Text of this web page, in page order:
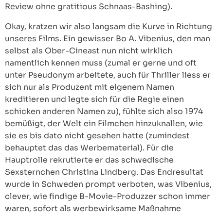
Review ohne gratitious Schnaas-Bashing).
Okay, kratzen wir also langsam die Kurve in Richtung
unseres Films. Ein gewisser Bo A. Vibenius, den man
selbst als Ober-Cineast nun nicht wirklich
namentlich kennen muss (zumal er gerne und oft
unter Pseudonym arbeitete, auch für Thriller liess er
sich nur als Produzent mit eigenem Namen
kreditieren und legte sich für die Regie einen
schicken anderen Namen zu), fühlte sich also 1974
bemüßigt, der Welt ein Filmchen hinzuknallen, wie
sie es bis dato nicht gesehen hatte (zumindest
behauptet das das Werbematerial). Für die
Hauptrolle rekrutierte er das schwedische
Sexsternchen Christina Lindberg. Das Endresultat
wurde in Schweden prompt verboten, was Vibenius,
clever, wie findige B-Movie-Produzzer schon immer
waren, sofort als werbewirksame Maßnahme